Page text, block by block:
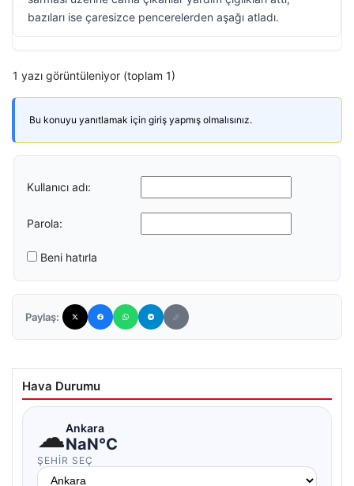
bazıları ise çaresizce pencerelerden aşağı atladı.
1 yazı görüntüleniyor (toplam 1)
Bu konuyu yanıtlamak için giriş yapmış olmalısınız.
Kullanıcı adı:
Parola:
Beni hatırla
Paylaş:
Hava Durumu
☁Ankara
NaN°C
ŞEHIR SEÇ